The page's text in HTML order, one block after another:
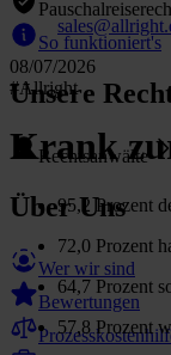
So funktioniert's
Unsere
Rechtsanwälte
Über Uns
Wer wir sind
Bewertungen
08/07/2026
#Allright
Krank
95,2 Prozent
72,0 Prozent
64,7 Prozent
57,8 Prozent